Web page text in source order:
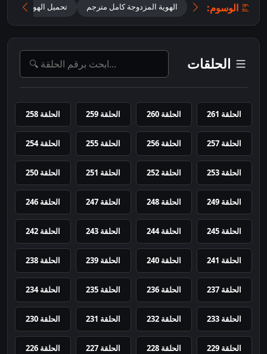
الوسوم: الهوية المزدوجة كامل مترجم تحميل الهوية المزدوجة 2025 مترجم
الحلقات
الحلقة 261 الحلقة 260 الحلقة 259 الحلقة 258
الحلقة 257 الحلقة 256 الحلقة 255 الحلقة 254
الحلقة 253 الحلقة 252 الحلقة 251 الحلقة 250
الحلقة 249 الحلقة 248 الحلقة 247 الحلقة 246
الحلقة 245 الحلقة 244 الحلقة 243 الحلقة 242
الحلقة 241 الحلقة 240 الحلقة 239 الحلقة 238
الحلقة 237 الحلقة 236 الحلقة 235 الحلقة 234
الحلقة 233 الحلقة 232 الحلقة 231 الحلقة 230
الحلقة 229 الحلقة 228 الحلقة 227 الحلقة 226